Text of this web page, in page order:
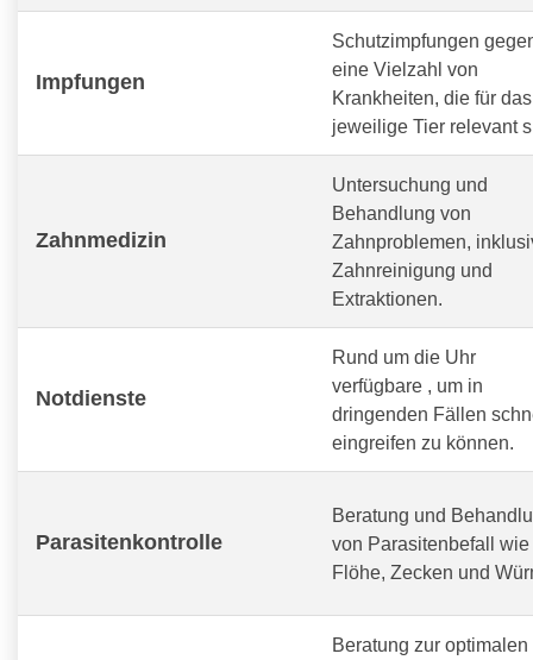
Impfungen
Schutzimpfungen
eine Vielzahl von
Krankheiten, die für das
jeweilige Tier relevant
Zahnmedizin
Untersuchung und
Behandlung von
Zahnproblemen,
Zahnreinigung und
Extraktionen.
Notdienste
Rund um die Uhr
verfügbare
, um in
dringenden Fällen
eingreifen zu können.
Parasitenkontrolle
Beratung und
von Parasitenbefall wie
Flöhe, Zecken und
Beratung zur optimalen